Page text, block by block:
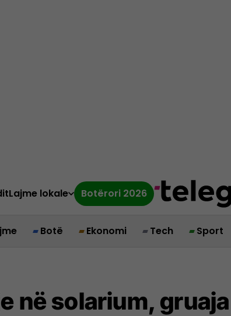
Lajme lokale Botërori 2026
Botë Ekonomi Tech Sport
në solarium,